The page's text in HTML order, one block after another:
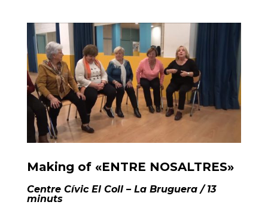
Making of «ENTRE NOSALTRES»
Centre Cívic El Coll – La Bruguera/ 13
minuts